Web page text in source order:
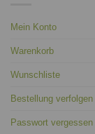
Mein Konto
Warenkorb
Wunschliste
Bestellung verfolgen
Passwort vergessen